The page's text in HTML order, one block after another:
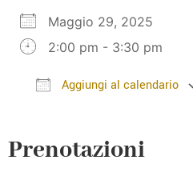
Maggio 29, 2025
2:00 pm - 3:30 pm
Aggiungi al calendario
Prenotazioni